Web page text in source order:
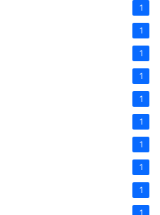
1
1
1
1
1
1
1
1
1
1